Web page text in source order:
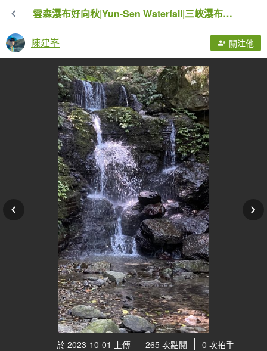
雲森瀑布好向秋|Yun-Sen Waterfall|三峽瀑布群秘境|熊空逐鹿卡保|峯花雪月
陳建峯 關注他
於 2023-10-01 上傳 265 次點閱 0 次拍手